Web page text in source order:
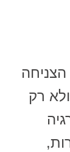
רק